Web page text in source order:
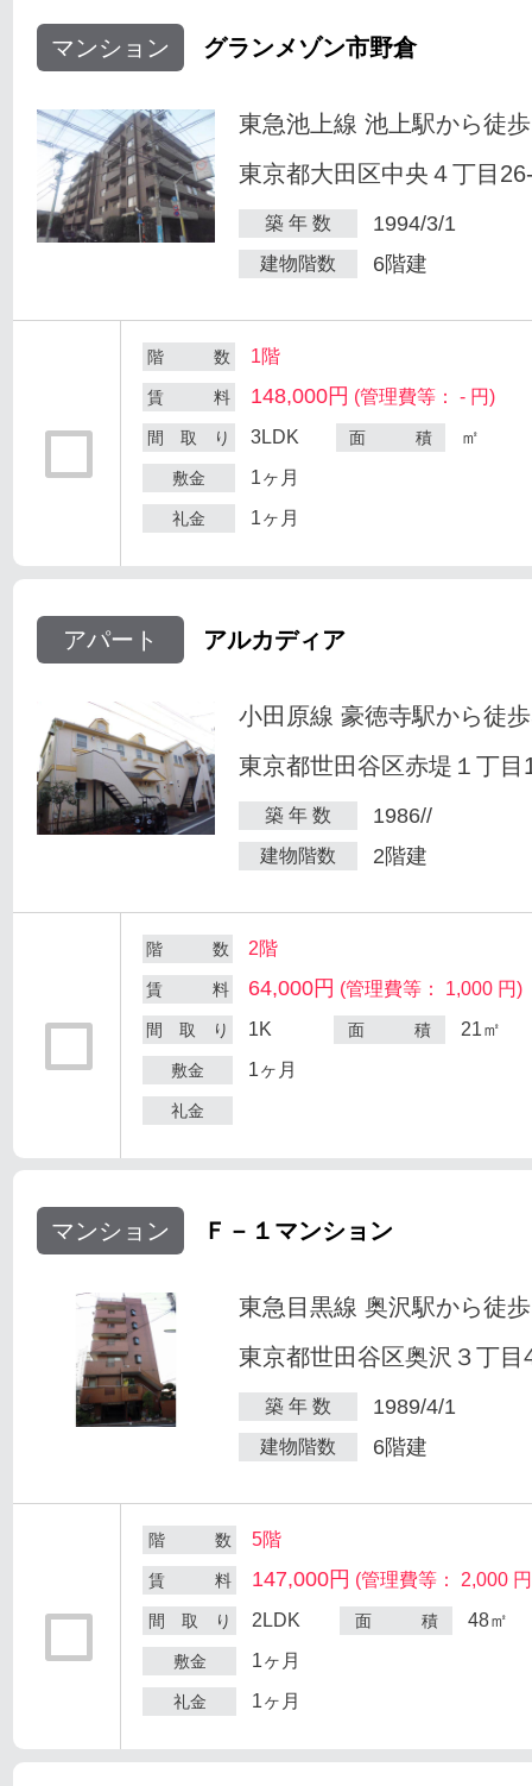
マンション グランメゾン市野倉
東急池上線 池上駅から徒
東京都大田区中央４丁目
築 年 数 1994/3/1
建物階数 6階建
階 数 1階
賃 料 148,000円 (管理費等： - 円)
間 取 り 3LDK 面 積 ㎡
敷金 1ヶ月
礼金 1ヶ月
アパート アルカディア
小田原線 豪徳寺駅から徒
東京都世田谷区赤堤１丁目
築 年 数 1986//
建物階数 2階建
階 数 2階
賃 料 64,000円 (管理費等： 1,000 円)
間 取 り 1K 面 積 21㎡
敷金 1ヶ月
礼金
マンション Ｆ－１マンション
東急目黒線 奥沢駅から徒
東京都世田谷区奥沢３丁目
築 年 数 1989/4/1
建物階数 6階建
階 数 5階
賃 料 147,000円 (管理費等： 2,000
間 取 り 2LDK 面 積 48㎡
敷金 1ヶ月
礼金 1ヶ月